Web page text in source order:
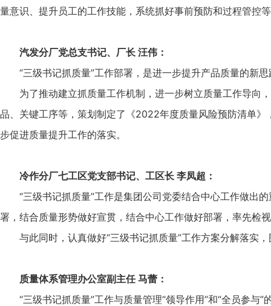
量意识、提升员工的工作技能，系统抓好事前预防和过程管控
汽发分厂党总支书记、厂长 汪伟：
“三级书记抓质量”工作部署，是进一步提升产品质量的新
为了推动建立抓质量工作机制，进一步树立质量工作导向
品、关键工序等，策划制定了《2022年度质量风险预防清单
步促进质量提升工作的落实。
冷作分厂七工区党支部书记、工区长 李凤超：
“三级书记抓质量”工作是集团公司党委结合中心工作做出
署，结合质量形势做好宣贯，结合中心工作做好部署，率先检
与此同时，认真做好“三级书记抓质量”工作方案分解落实
质量体系管理办公室副主任 马蕾：
“三级书记抓质量”工作与质量管理“领导作用”和“全员参